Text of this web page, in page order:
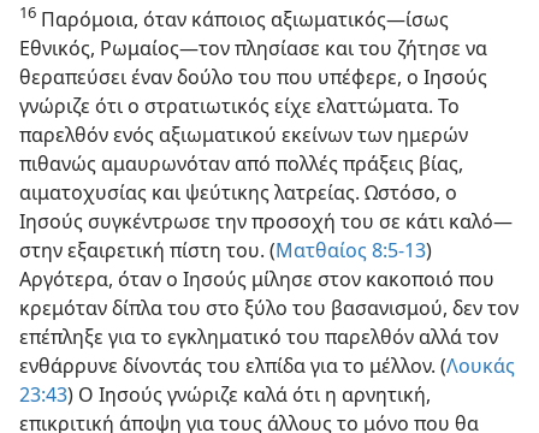
16 Παρόμοια, όταν κάποιος αξιωματικός​—ίσως
Εθνικός, Ρωμαίος—​τον πλησίασε και του ζήτησε να
θεραπεύσει έναν δούλο του που υπέφερε, ο Ιησούς
γνώριζε ότι ο στρατιωτικός είχε ελαττώματα. Το
παρελθόν ενός αξιωματικού εκείνων των ημερών
πιθανώς αμαυρωνόταν από πολλές πράξεις βίας,
αιματοχυσίας και ψεύτικης λατρείας. Ωστόσο, ο
Ιησούς συγκέντρωσε την προσοχή του σε κάτι καλό​—
στην εξαιρετική πίστη του. (Ματθαίος 8:5-13)
Αργότερα, όταν ο Ιησούς μίλησε στον κακοποιό που
κρεμόταν δίπλα του στο ξύλο του βασανισμού, δεν τον
επέπληξε για το εγκληματικό του παρελθόν αλλά τον
ενθάρρυνε δίνοντάς του ελπίδα για το μέλλον. (Λουκάς
23:43) Ο Ιησούς γνώριζε καλά ότι η αρνητική,
επικριτική άποψη για τους άλλους το μόνο που θα